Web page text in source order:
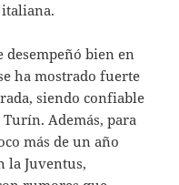
desempeñó bien en
ha mostrado fuerte
siendo confiable
Además, para
más de un año
la Juventus,